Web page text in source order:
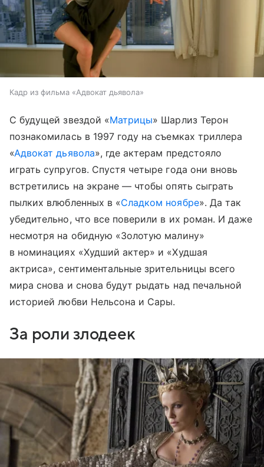
Кадр из фильма «Адвокат дьявола»
С будущей звездой «Матрицы» Шарлиз Терон
познакомилась в 1997 году на съемках триллера
«Адвокат дьявола», где актерам предстояло
играть супругов. Спустя четыре года они вновь
встретились на экране — чтобы опять сыграть
пылких влюбленных в «Сладком ноябре». Да так
убедительно, что все поверили в их роман. И даже
несмотря на обидную «Золотую малину»
в номинациях «Худший актер» и «Худшая
актриса», сентиментальные зрительницы всего
мира снова и снова будут рыдать над печальной
историей любви Нельсона и Сары.
За роли злодеек